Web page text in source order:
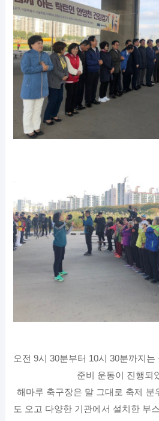
오전 9시 30분부터 10시 30분까지
준비 운동이 진행되
해마루 축구장은 말 그대로 축제 분
도 오고 다양한 기관에서 설치한 부